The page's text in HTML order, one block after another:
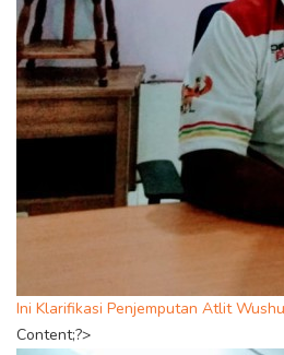
Ini Klarifikasi Penjemputan Atlit
Content;?>